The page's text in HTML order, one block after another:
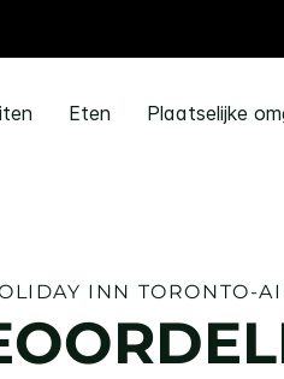
Eten Plaatselijke
INN TORONTO-